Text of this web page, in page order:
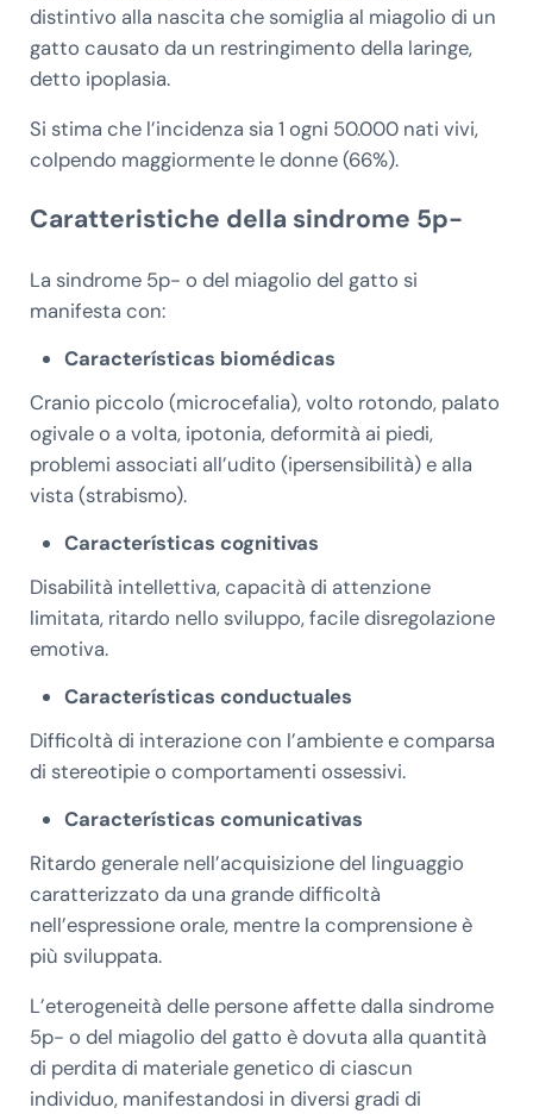
distintivo alla nascita che somiglia al miagolio di un
gatto causato da un restringimento della laringe,
detto ipoplasia.
Si stima che l’incidenza sia 1 ogni 50.000 nati vivi,
colpendo maggiormente le donne (66%).
Caratteristiche della sindrome 5p-
La sindrome 5p- o del miagolio del gatto si
manifesta con:
Características biomédicas
Cranio piccolo (microcefalia), volto rotondo, palato
ogivale o a volta, ipotonia, deformità ai piedi,
problemi associati all’udito (ipersensibilità) e alla
vista (strabismo).
Características cognitivas
Disabilità intellettiva, capacità di attenzione
limitata, ritardo nello sviluppo, facile disregolazione
emotiva.
Características conductuales
Difficoltà di interazione con l’ambiente e comparsa
di stereotipie o comportamenti ossessivi.
Características comunicativas
Ritardo generale nell’acquisizione del linguaggio
caratterizzato da una grande difficoltà
nell’espressione orale, mentre la comprensione è
più sviluppata.
L’eterogeneità delle persone affette dalla sindrome
5p- o del miagolio del gatto è dovuta alla quantità
di perdita di materiale genetico di ciascun
individuo, manifestandosi in diversi gradi di